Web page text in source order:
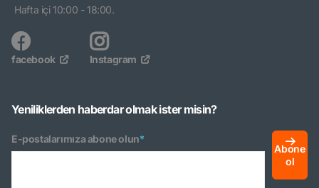
Hafta içi 10:00 - 18:00.
facebook Instagram
Yeniliklerden haberdar olmak ister misin?
E-postalarımıza abone olun*
Abone
ol